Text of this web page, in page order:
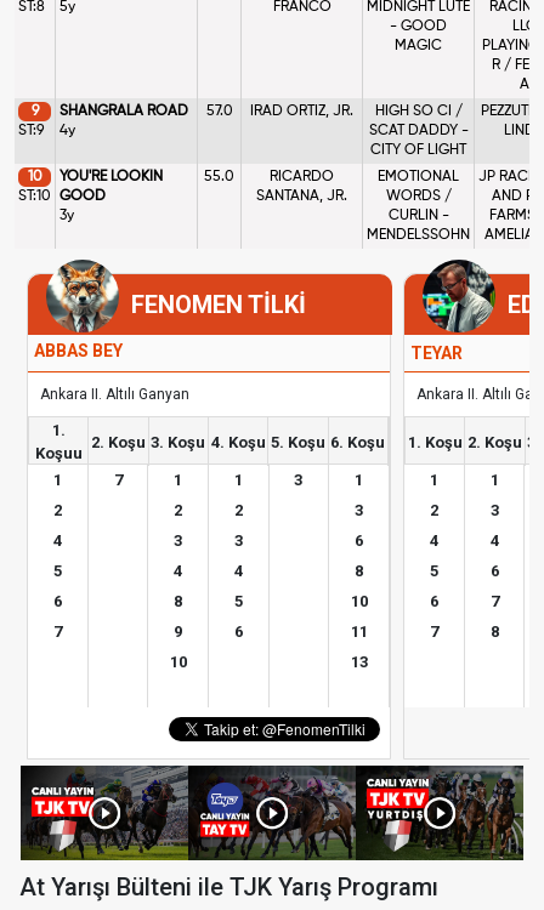
ST:8
5y
FRANCO
MIDNIGHT LUTE
- GOOD
MAGIC
RACING
LLC
R /
9
ST:9
SHANGRALA ROAD
4y
57.0 IRAD ORTIZ, JR.
HIGH SO CI /
SCAT DADDY -
CITY OF LIGHT
PEZZUTI,
10
ST:10
YOU'RE LOOKIN
GOOD
3y
55.0
RICARDO
SANTANA, JR.
EMOTIONAL
WORDS /
CURLIN -
MENDELSSOHN
JP
AND
FARMS
AMELIA
FENOMEN TİLKİ
ABBAS BEY
Ankara II. Altılı Ganyan
1.
Koşuu
2. Koşu 3. Koşu 4. Koşu 5. Koşu 6. Koşu
1
2
4
5
6
7
7
1
2
3
4
8
9
10
1
2
3
4
5
6
3
1
3
6
8
10
11
13
TEYAR
Ankara II. Altılı
1. Koşu 2. Koşu 3.
1
2
4
5
6
7
1
3
4
6
7
8
At Yarışı Bülteni ile TJK Yarış Programı